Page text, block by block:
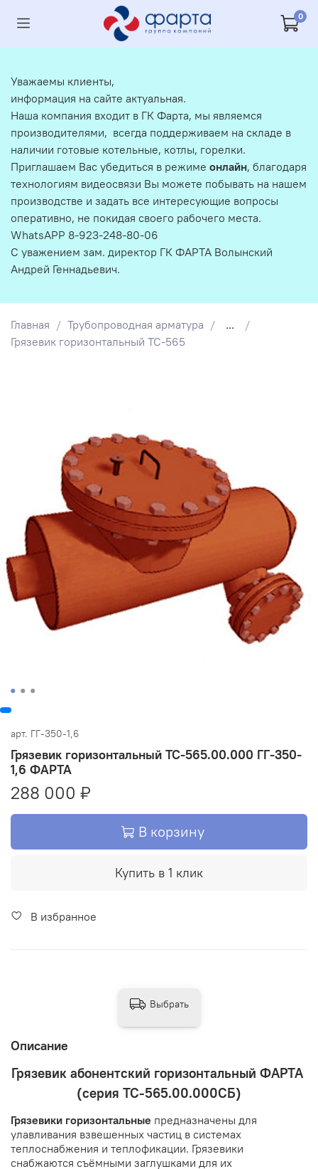
0
Главная Трубопроводная арматура
...
Грязевик горизонтальный ТС-565
арт. ГГ-350-1,6
Грязевик горизонтальный ТС-565.00.000 ГГ-350-
1,6 ФАРТА
288 000 ₽
В корзину
Купить в 1 клик
В избранное
Описание
Грязевик абонентский горизонтальный ФАРТА
(серия ТС-565.00.000СБ)
Грязевики горизонтальные предназначены для
улавливания взвешенных частиц в системах
теплоснабжения и теплофикации. Грязевики
снабжаются съёмными заглушками для их
Выбрать
Уважаемы клиенты,
информация на сайте актуальная.
Наша компания входит в ГК Фарта, мы являемся
производителями, всегда поддерживаем на складе в
наличии готовые котельные, котлы, горелки.
Приглашаем Вас убедиться в режиме онлайн, благодаря
технологиям видеосвязи Вы можете побывать на нашем
производстве и задать все интересующие вопросы
оперативно, не покидая своего рабочего места.
WhatsAPP 8-923-248-80-06
С уважением зам. директор ГК ФАРТА Волынский
Андрей Геннадьевич.